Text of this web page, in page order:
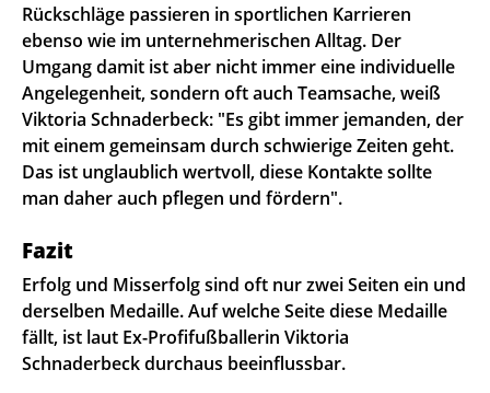
Rückschläge passieren in sportlichen Karrieren
ebenso wie im unternehmerischen Alltag. Der
Umgang damit ist aber nicht immer eine individuelle
Angelegenheit, sondern oft auch Teamsache, weiß
Viktoria Schnaderbeck: "Es gibt immer jemanden, der
mit einem gemeinsam durch schwierige Zeiten geht.
Das ist unglaublich wertvoll, diese Kontakte sollte
man daher auch pflegen und fördern".
Fazit
Erfolg und Misserfolg sind oft nur zwei Seiten ein und
derselben Medaille. Auf welche Seite diese Medaille
fällt, ist laut Ex-Profifußballerin Viktoria
Schnaderbeck durchaus beeinflussbar.